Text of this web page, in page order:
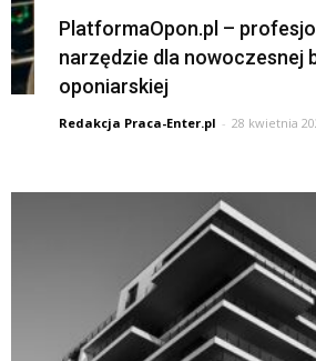
PlatformaOpon.pl –
narzędzie dla nowoczesnej
oponiarskiej
Redakcja Praca-Enter.pl - 28 kwietnia